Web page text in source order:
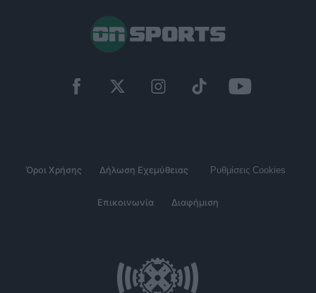
Όροι Χρήσης Δήλωση Εχεμύθειας Ρυθμίσεις Cookies
Επικοινωνία Διαφήμιση